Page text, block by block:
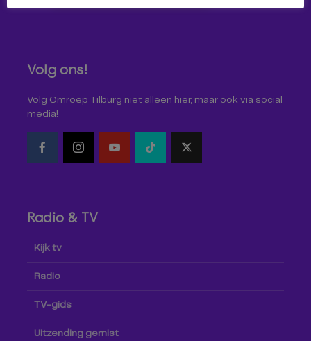
Volg ons!
Volg Omroep Tilburg niet alleen hier, maar ook via social
media!
Radio & TV
Kijk tv
Radio
TV-gids
Uitzending gemist